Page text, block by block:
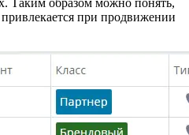
Таким образом можно понять,
привлекается при продвижении